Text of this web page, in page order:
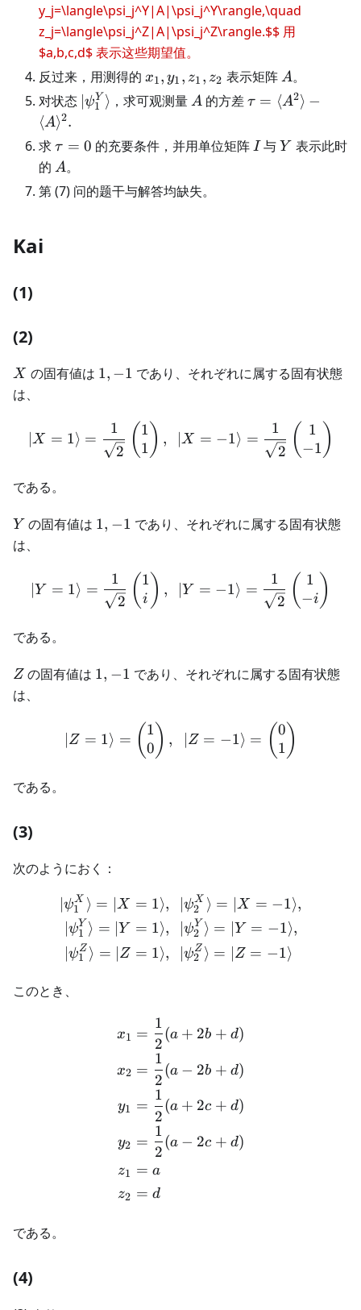
y_j=\langle\psi_j^Y|A|\psi_j^Y\rangle,\quad
z_j=\langle\psi_j^Z|A|\psi_j^Z\rangle.$$ 用
$a,b,c,d$ 表示这些期望值。
反过来，用测得的 x_1,y_1,z_1,z_2
x1, y1 , z1 , z2 表示矩阵A
A。
对状态 |\psi_1^Y\rangle
ψ1
Y ⟩ ，求可观测量 A
A的方差\tau=\langle
\langle
A\rangle^2.
τ = ⟨A2⟩ −
⟨A⟩2.
求\tau=0
τ = 0 的充要条件，并用单位矩阵 I
I与Y
Y 表示此时
的 A
A。
第 (7) 问的题干与解答均缺失。
Kai
(1)
(2)
X
X の固有値は 1,-1
1, −1 であり、それぞれに属する固有状態
は、
\begin{aligned} | X=1
X = 1⟩ =
2
1 ( 1
1 ) , ∣X = −1⟩ =
2
1 (
1
−1 )
である。
Y
Y の固有値は 1,-1
1, −1 であり、それぞれに属する固有状態
は、
\begin{aligned} | Y=1
∣Y = 1⟩ =
2
1 ( 1
i ) , ∣Y = −1⟩ =
2
1 ( 1
−i )
である。
Z
Z の固有値は 1,-1
1, −1 であり、それぞれに属する固有状態
は、
\begin{aligned} | Z=1
Z = 1⟩ = (1
0 ) , Z = −1⟩ = (0
1 )
である。
(3)
次のようにおく：
\begin{aligned} |
∣ψ1
X ⟩ = X = 1⟩
ψ1
Y ⟩ = Y = 1⟩
∣ψ1
Z ⟩ = ∣Z = 1⟩
, ∣ψ2
X ⟩ = X = −1⟩,
,
∣ψ2
Y ⟩ = Y = −1⟩,
,
∣ψ2
Z ⟩ = ∣Z = −1⟩
このとき、
\begin{aligned} x_1
x1
x2
y1
y2
z1
z2
=
2
1
(a + 2b + d)
=
2
1
(a − 2b + d)
=
2
1
(a + 2c + d)
=
2
1
(a − 2c + d)
= a
= d
である。
(4)